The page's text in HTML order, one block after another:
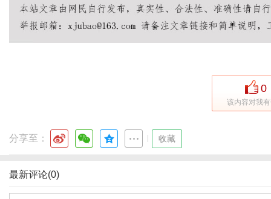
0
该内容对我
分享至： 收藏
最新评论(0)